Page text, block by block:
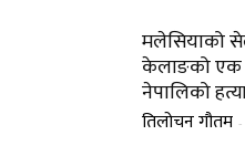
मलेसियाको
केलाङको एक
नेपालिको
तिलोचन गौतम -